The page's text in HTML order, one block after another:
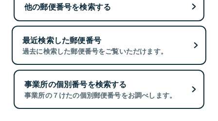
他の郵便番号を検索する
最近検索した郵便番号
過去に検索した郵便番号をご覧いただけます。
事業所の個別番号を検索する
事業所の７けたの個別郵便番号をお調べします。